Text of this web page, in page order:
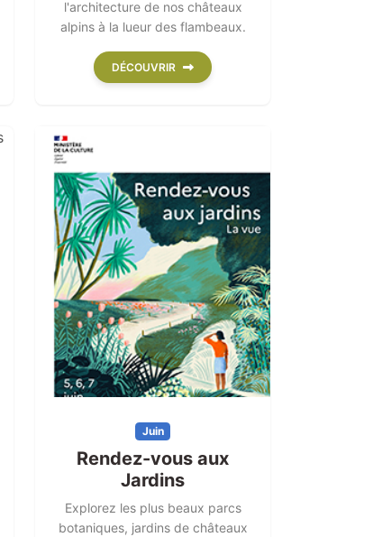
l'architecture de nos châteaux
alpins à la lueur des flambeaux.
DÉCOUVRIR
Juin
Rendez-vous aux
Jardins
Explorez les plus beaux parcs
botaniques, jardins de châteaux